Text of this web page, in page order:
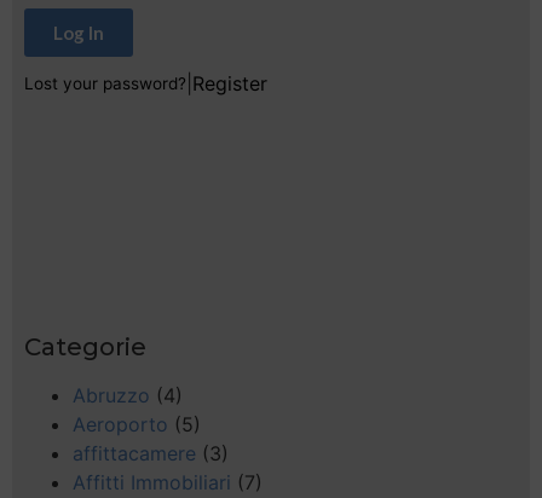
Log In
Lost your password? Register
Categorie
Abruzzo (4)
Aeroporto (5)
affittacamere (3)
Affitti Immobiliari (7)